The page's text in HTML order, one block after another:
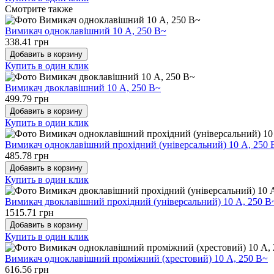
Cмотрите также
Вимикач одноклавішний 10 А, 250 В~
338.41 грн
Добавить в корзину
Купить в один клик
Вимикач двоклавішний 10 А, 250 В~
499.79 грн
Добавить в корзину
Купить в один клик
Вимикач одноклавішний прохідний (універсальний) 10 А, 250
485.78 грн
Добавить в корзину
Купить в один клик
Вимикач двоклавішний прохідний (універсальний) 10 А, 250
1515.71 грн
Добавить в корзину
Купить в один клик
Вимикач одноклавішний проміжний (хрестовий) 10 А, 250 В~
616.56 грн